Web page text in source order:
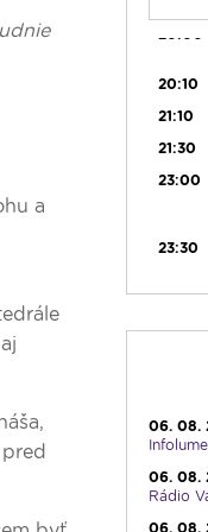
a
20:00
20:10
21:10
21:30
23:00
23:30
06. 08.
06. 08.
Rádio
06. 08.